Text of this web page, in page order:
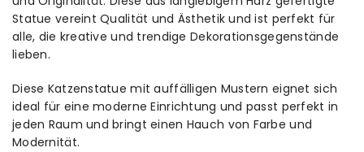
Statue vereint Qualität und Ästhetik und ist perfekt für
alle, die kreative und trendige Dekorationsgegenstände
lieben.
Diese Katzenstatue mit auffälligen Mustern eignet sich
ideal für eine moderne Einrichtung und passt perfekt in
jeden Raum und bringt einen Hauch von Farbe und
Modernität.